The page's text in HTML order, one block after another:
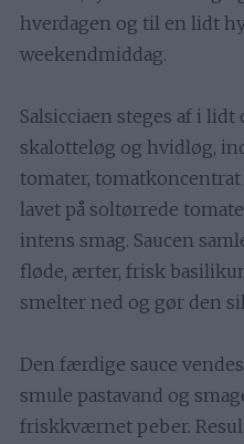
hverdagen og til en lidt
weekendmiddag.
Salsicciaen steges af i
skalotteløg og hvidløg,
tomater,
lavet på soltørrede
intens smag. Saucen
fløde, ærter, frisk
smelter ned og gør den
Den færdige sauce
smule pastavand og
friskkværnet peber.